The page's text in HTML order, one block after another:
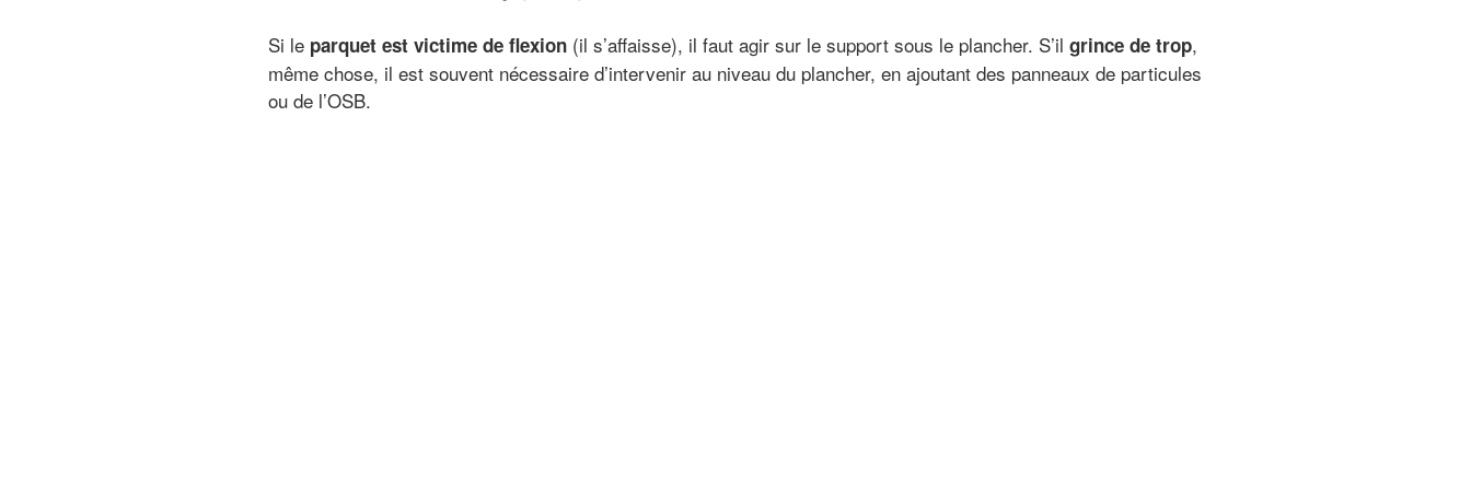
Si le parquet est victime de flexion(il s’affaisse), il faut agir sur le support sous le plancher. S’il grince de trop,
même chose, il est souvent nécessaire d’intervenir au niveau du plancher, en ajoutant des panneaux de particules
ou de l’OSB.